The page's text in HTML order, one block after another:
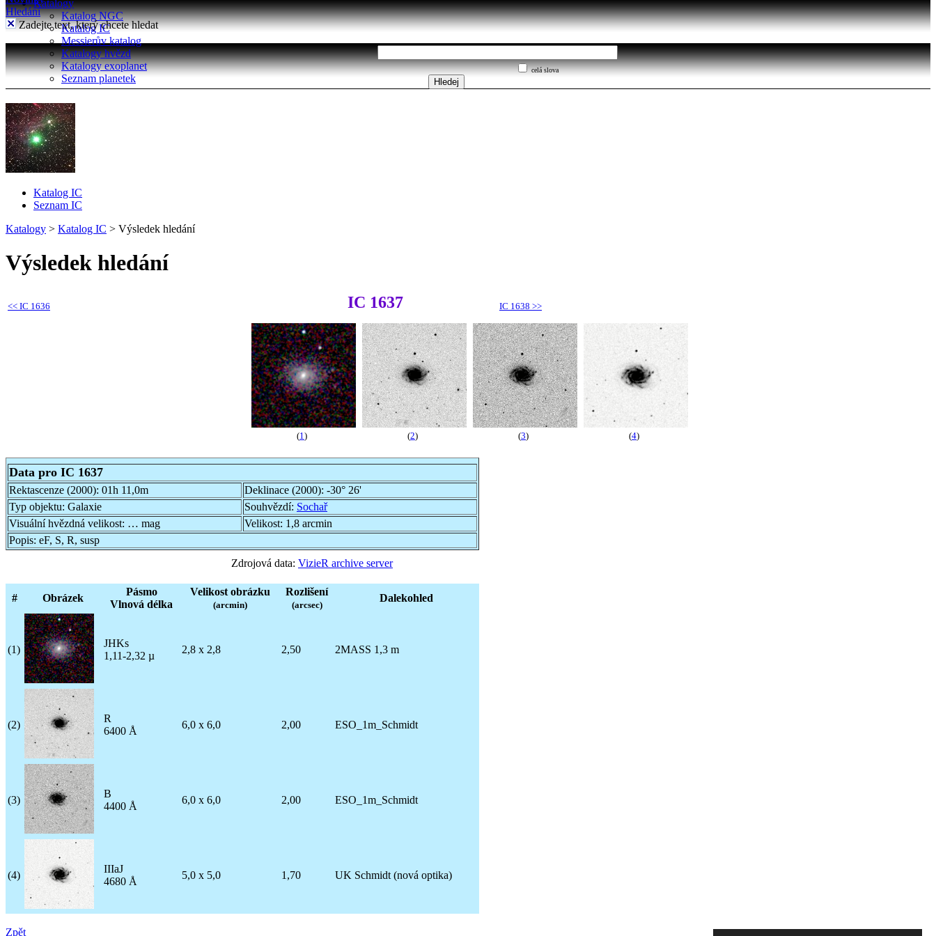
Katalogy
Katalog NGC
Katalog IC
Messierův katalog
Katalogy hvězd
Katalogy exoplanet
Seznam planetek
Hledání
Zadejte text, který chcete hledat
celá slova
Katalog IC
Seznam IC
Katalogy > Katalog IC > Výsledek hledání
Výsledek hledání
<< IC 1636 IC 1637 IC 1638 >>
(1 ) (2) (3) (4)
Data pro IC 1637
Rektascenze (2000): 01h 11,0m Deklinace (2000): -30° 26'
Typ objektu: Galaxie Souhvězdí: Sochař
Visuální hvězdná velikost: … mag Velikost: 1,8 arcmin
Popis: eF, S, R, susp
Zdrojová data: VizieR archive server
# Obrázek
Pásmo
Vlnová délka
Velikost obrázku
(arcmin)
Rozlišení
(arcsec)
Dalekohled
(1)
JHKs
1,11-2,32 µ
2,8 x 2,8 2,50 2MASS 1,3 m
(2)
R
6400 Å
6,0 x 6,0 2,00 ESO_1m_Schmidt
(3)
B
4400 Å
6,0 x 6,0 2,00 ESO_1m_Schmidt
(4)
IIIaJ
4680 Å
5,0 x 5,0 1,70 UK Schmidt (nová optika)
Zpět